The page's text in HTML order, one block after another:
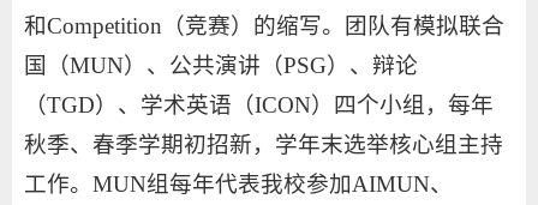
和Competition（竞赛）的缩写。团队有模拟联合
国（MUN）、公共演讲（PSG）、辩论
（TGD）、学术英语（ICON）四个小组，每年
秋季、春季学期初招新，学年末选举核心组主持
工作。MUN组每年代表我校参加AIMUN、